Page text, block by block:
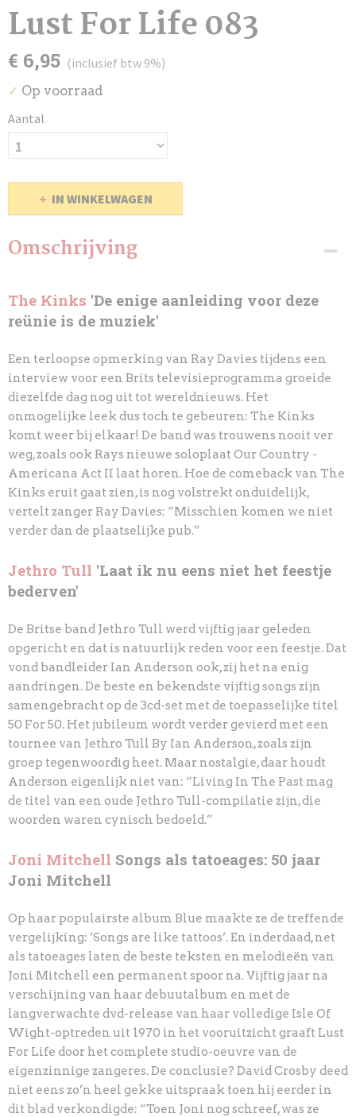
Lust For Life 083
€ 6,95 (inclusief btw 9%)
✓ Op voorraad
Aantal
IN WINKELWAGEN
Omschrijving
The Kinks 'De enige aanleiding voor deze
reünie is de muziek'
Een terloopse opmerking van Ray Davies tijdens een
interview voor een Brits televisieprogramma groeide
diezelfde dag nog uit tot wereldnieuws. Het
onmogelijke leek dus toch te gebeuren: The Kinks
komt weer bij elkaar! De band was trouwens nooit ver
weg, zoals ook Rays nieuwe soloplaat Our Country -
Americana Act II laat horen. Hoe de comeback van The
Kinks eruit gaat zien, is nog volstrekt onduidelijk,
vertelt zanger Ray Davies: “Misschien komen we niet
verder dan de plaatselijke pub.”
Jethro Tull 'Laat ik nu eens niet het feestje
bederven'
De Britse band Jethro Tull werd vijftig jaar geleden
opgericht en dat is natuurlijk reden voor een feestje. Dat
vond bandleider Ian Anderson ook, zij het na enig
aandringen. De beste en bekendste vijftig songs zijn
samengebracht op de 3cd-set met de toepasselijke titel
50 For 50. Het jubileum wordt verder gevierd met een
tournee van Jethro Tull By Ian Anderson, zoals zijn
groep tegenwoordig heet. Maar nostalgie, daar houdt
Anderson eigenlijk niet van: “Living In The Past mag
de titel van een oude Jethro Tull-compilatie zijn, die
woorden waren cynisch bedoeld.”
Joni Mitchell Songs als tatoeages: 50 jaar
Joni Mitchell
Op haar populairste album Blue maakte ze de treffende
vergelijking: ‘Songs are like tattoos’. En inderdaad, net
als tatoeages laten de beste teksten en melodieën van
Joni Mitchell een permanent spoor na. Vijftig jaar na
verschijning van haar debuutalbum en met de
langverwachte dvd-release van haar volledige Isle Of
Wight-optreden uit 1970 in het vooruitzicht graaft Lust
For Life door het complete studio-oeuvre van de
eigenzinnige zangeres. De conclusie? David Crosby deed
niet eens zo’n heel gekke uitspraak toen hij eerder in
dit blad verkondigde: “Toen Joni nog schreef, was ze